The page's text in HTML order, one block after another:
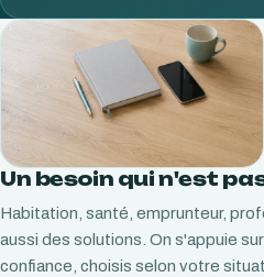
Un besoin qui n'est
Habitation, santé, emprunteur,
aussi des solutions. On s'appuie
confiance, choisis selon votre